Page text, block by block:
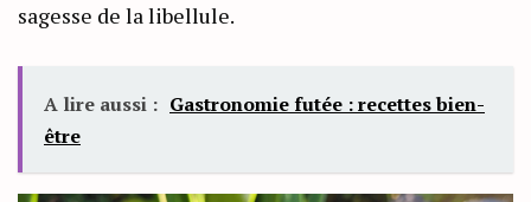
sagesse de la libellule.
A lire aussi : Gastronomie futée : recettes bien-
être